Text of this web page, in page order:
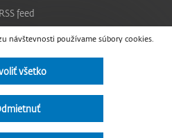
návštevnosti používame súbory cookies.
všetko
RSS feed
cookies
Instagram
o prístupnosti